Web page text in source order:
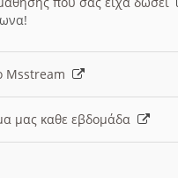
Msstream
μας καθε εβδομάδα